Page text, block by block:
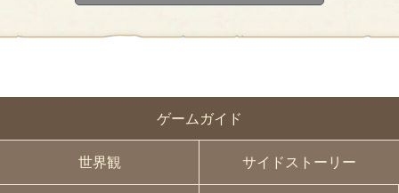
ゲームガイド
世界観 サイドストーリー